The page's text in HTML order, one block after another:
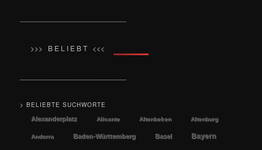
>>> B E L I E B T <<<
> BELIEBTE SUCHWORTE
Alexanderplatz Alicante Altenbeken Altenburg
Andorra Baden-Württemberg Basel Bayern